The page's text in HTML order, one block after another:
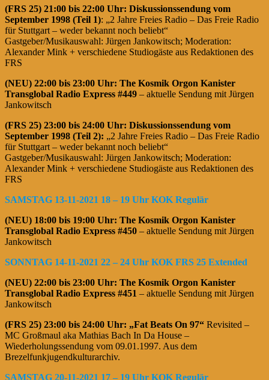
(FRS 25) 21:00 bis 22:00 Uhr: Diskussionssendung vom
September 1998 (Teil 1): „2 Jahre Freies Radio – Das Freie Radio
für Stuttgart – weder bekannt noch beliebt“
Gastgeber/Musikauswahl: Jürgen Jankowitsch; Moderation:
Alexander Mink + verschiedene Studiogäste aus Redaktionen des
FRS
(NEU) 22:00 bis 23:00 Uhr: The Kosmik Orgon Kanister
Transglobal Radio Express #449 – aktuelle Sendung mit Jürgen
Jankowitsch
(FRS 25) 23:00 bis 24:00 Uhr: Diskussionssendung vom
September 1998 (Teil 2): „2 Jahre Freies Radio – Das Freie Radio
für Stuttgart – weder bekannt noch beliebt“
Gastgeber/Musikauswahl: Jürgen Jankowitsch; Moderation:
Alexander Mink + verschiedene Studiogäste aus Redaktionen des
FRS
SAMSTAG 13-11-2021 18 – 19 Uhr KOK Regulär
(NEU) 18:00 bis 19:00 Uhr: The Kosmik Orgon Kanister
Transglobal Radio Express #450 – aktuelle Sendung mit Jürgen
Jankowitsch
SONNTAG 14-11-2021 22 – 24 Uhr KOK FRS 25 Extended
(NEU) 22:00 bis 23:00 Uhr: The Kosmik Orgon Kanister
Transglobal Radio Express #451 – aktuelle Sendung mit Jürgen
Jankowitsch
(FRS 25) 23:00 bis 24:00 Uhr: „Fat Beats On 97“ Revisited –
MC Großmaul aka Mathias Bach In Da House –
Wiederholungssendung vom 09.01.1997. Aus dem
Brezelfunkjugendkulturarchiv.
SAMSTAG 20-11-2021 17 – 19 Uhr KOK Regulär